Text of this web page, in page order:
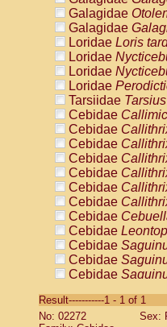
Galagidae
Galagidae
Loridae Loris
Loridae
Loridae
Loridae
Tarsiidae
Cebidae
Cebidae
Cebidae
Cebidae
Cebidae
Cebidae
Cebidae
Cebidae
Cebidae
Cebidae
Cebidae
Cebidae
Cebidae
Cebidae
Result-----------1 - 1 of 1
No: 02272
Sex: